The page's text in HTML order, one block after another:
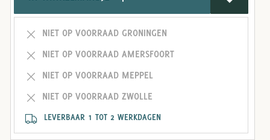
NIET OP VOORRAAD GRONINGEN
NIET OP VOORRAAD AMERSFOORT
NIET OP VOORRAAD MEPPEL
NIET OP VOORRAAD ZWOLLE
LEVERBAAR 1 TOT 2 WERKDAGEN